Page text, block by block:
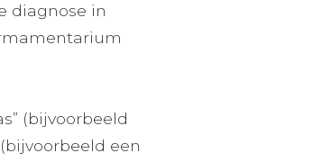
diagnose in
(bijvoorbeeld
een